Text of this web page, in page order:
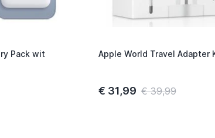
Pack wit Apple World Travel Adapter
€ 31,99 € 39,99